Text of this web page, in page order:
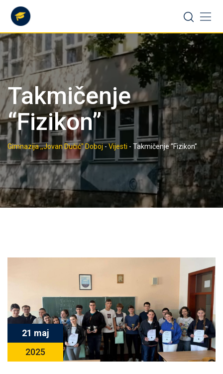
content
Takmičenje
“Fizikon”
Gimnazija ,,Jovan Dučić" Doboj - Vijesti - Takmičenje “Fizikon”
21 maj
2025